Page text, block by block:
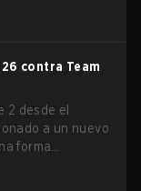
"XTQZZZ"
contra Team
2 desde el
a un nuevo
forma
en una